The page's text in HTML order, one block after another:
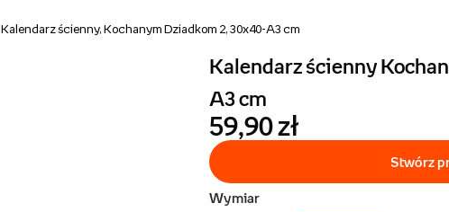
Kalendarz ścienny, Kochanym Dziadkom 2, 30x40-A3 cm